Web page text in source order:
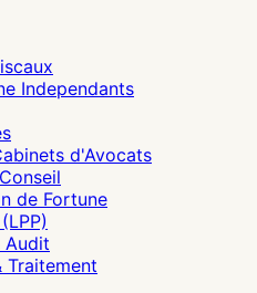
Independants
d'Avocats
de Fortune
Audit
Traitement